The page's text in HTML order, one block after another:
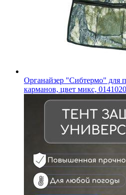
Органайзер "Сибтермо" для
карманов, цвет микс,